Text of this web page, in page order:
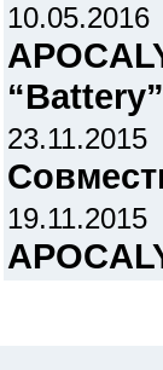
10.05.2016
“Battery”
23.11.2015
19.11.2015